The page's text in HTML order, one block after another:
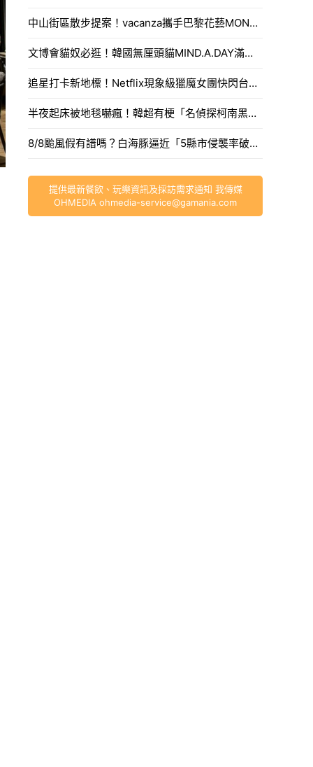
中山街區散步提案！vacanza攜手巴黎花藝MONCEAU FLEURS，把鮮花當作穿搭戴著走。
文博會貓奴必逛！韓國無厘頭貓MIND.A.DAY滿額送周邊，作家親揭台灣限定新品。
追星打卡新地標！Netflix現象級獵魔女團快閃台中，魂門舞台與限定週邊完整開箱。
半夜起床被地毯嚇瘋！韓超有梗「名偵探柯南黑衣人」系列周邊，用玻璃杯喝水直接被死亡凝視。
8/8颱風假有譜嗎？白海豚逼近「5縣市侵襲率破40%」，氣象署最快今發海警。
提供最新餐飲、玩樂資訊及採訪需求通知 我傳媒
OHMEDIA ohmedia-service@gamania.com